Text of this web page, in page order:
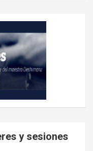
y sesiones